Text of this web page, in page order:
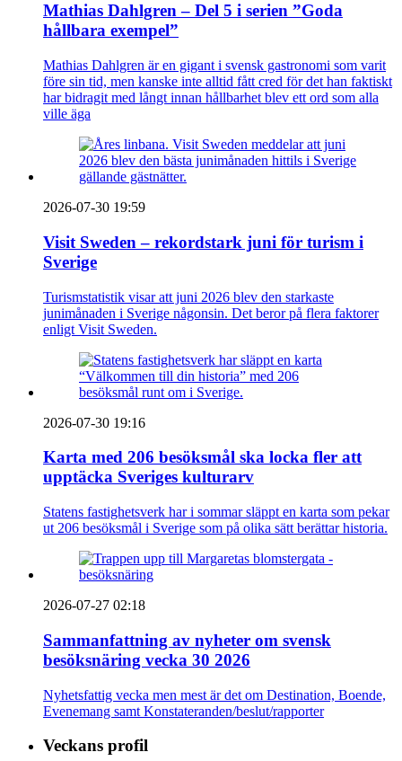
Mathias Dahlgren – Del 5 i serien ”Goda
hållbara exempel”
Mathias Dahlgren är en gigant i svensk gastronomi som varit
före sin tid, men kanske inte alltid fått cred för det han faktiskt
har bidragit med långt innan hållbarhet blev ett ord som alla
ville äga
2026-07-30 19:59
Visit Sweden – rekordstark juni för turism i
Sverige
Turismstatistik visar att juni 2026 blev den starkaste
junimånaden i Sverige någonsin. Det beror på flera faktorer
enligt Visit Sweden.
2026-07-30 19:16
Karta med 206 besöksmål ska locka fler att
upptäcka Sveriges kulturarv
Statens fastighetsverk har i sommar släppt en karta som pekar
ut 206 besöksmål i Sverige som på olika sätt berättar historia.
2026-07-27 02:18
Sammanfattning av nyheter om svensk
besöksnäring vecka 30 2026
Nyhetsfattig vecka men mest är det om Destination, Boende,
Evenemang samt Konstateranden/beslut/rapporter
Veckans profil